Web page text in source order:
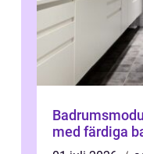
Badrumsmodul smartare byggande
med färdiga